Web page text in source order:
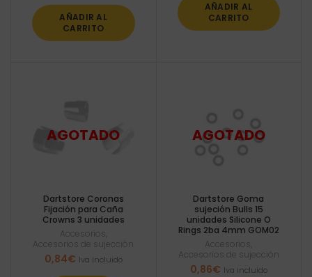
AÑADIR AL
CARRITO
AÑADIR AL
CARRITO
Dartstore Coronas
Fijación para Caña
Crowns 3 unidades
Accesorios
Accesorios de sujección
0,84€ Iva incluido
Dartstore Goma
sujeción Bulls 15
unidades Silicone O
Rings 2ba 4mm GOM02
Accesorios
Accesorios de sujección
0,86€ Iva incluido